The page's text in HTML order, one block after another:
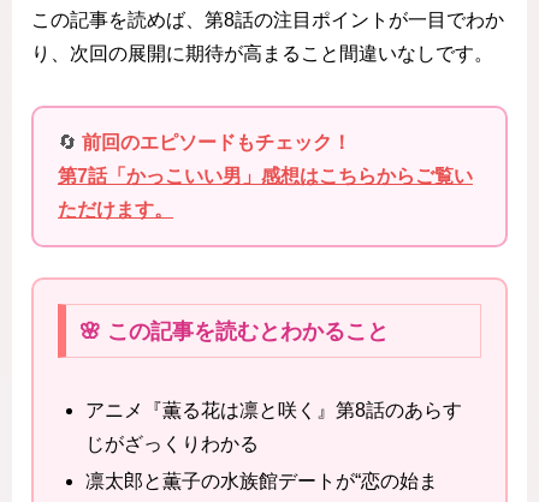
この記事を読めば、第8話の注目ポイントが一目でわか
り、次回の展開に期待が高まること間違いなしです。
🔄 前回のエピソードもチェック！
第7話「かっこいい男」感想はこちらからご覧い
ただけます。
🌸 この記事を読むとわかること
アニメ『薫る花は凛と咲く』第8話のあらす
じがざっくりわかる
凛太郎と薫子の水族館デートが“恋の始ま